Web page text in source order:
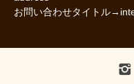
お問い合わせタイトル